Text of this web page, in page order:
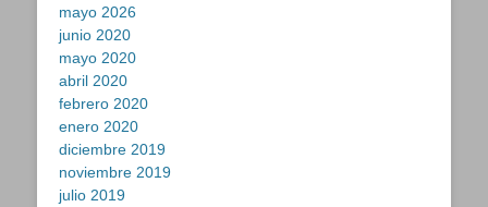
mayo 2026
junio 2020
mayo 2020
abril 2020
febrero 2020
enero 2020
diciembre 2019
noviembre 2019
julio 2019